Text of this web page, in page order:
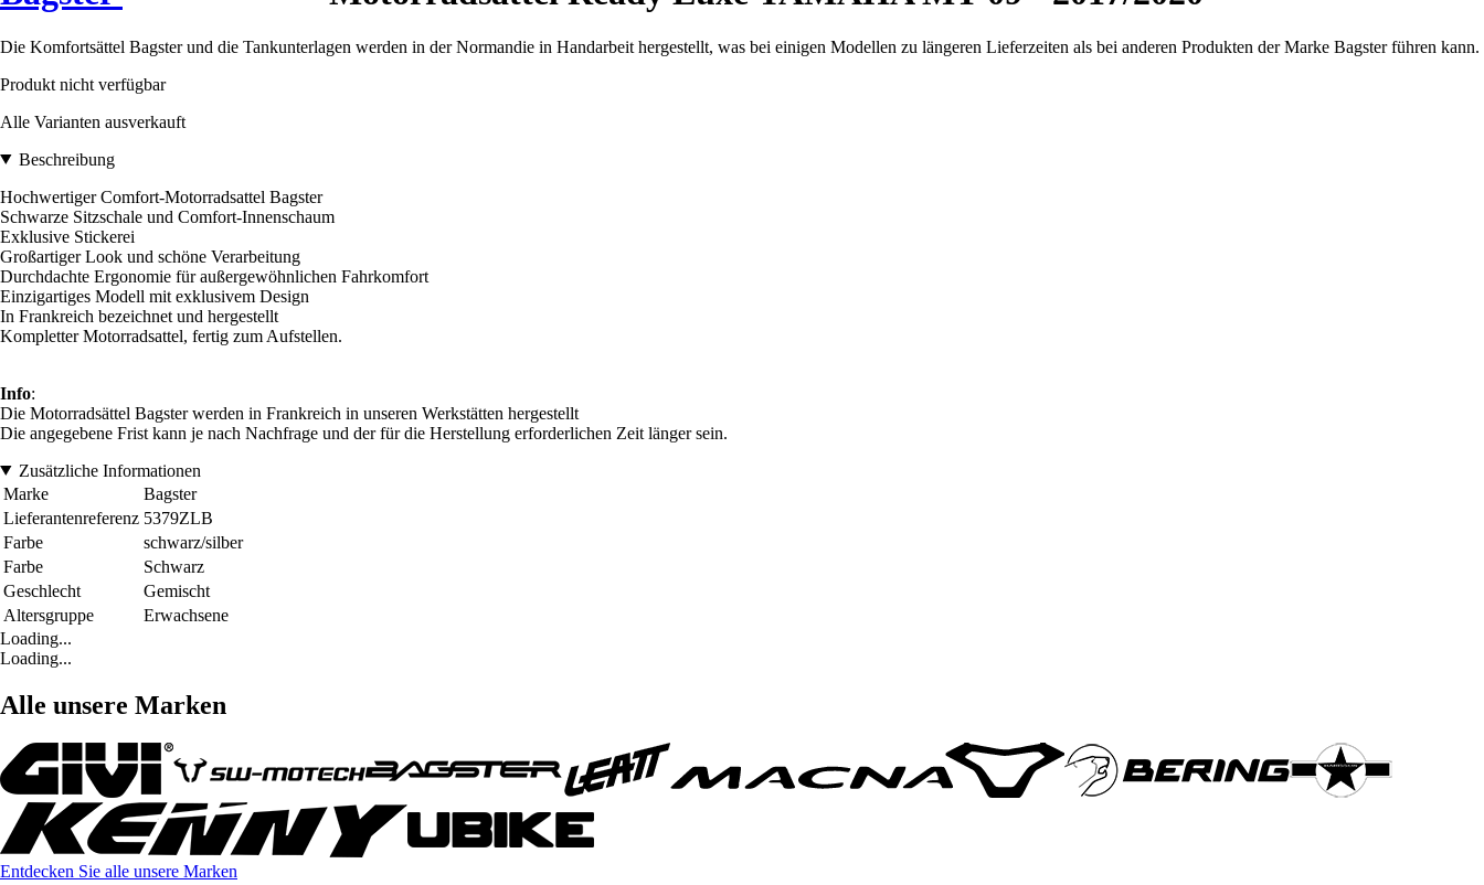
Die Komfortsättel Bagster und die Tankunterlagen werden in der Normandie in Handarbeit hergestellt, was bei einigen Modellen zu längeren Lieferzeiten als bei anderen Produkten der Marke Bagster führen kann.
Produkt nicht verfügbar
Alle Varianten ausverkauft
Beschreibung
Hochwertiger Comfort-Motorradsattel Bagster
Schwarze Sitzschale und Comfort-Innenschaum
Exklusive Stickerei
Großartiger Look und schöne Verarbeitung
Durchdachte Ergonomie für außergewöhnlichen Fahrkomfort
Einzigartiges Modell mit exklusivem Design
In Frankreich bezeichnet und hergestellt
Kompletter Motorradsattel, fertig zum Aufstellen.
Info:
Die Motorradsättel Bagster werden in Frankreich in unseren Werkstätten hergestellt
Die angegebene Frist kann je nach Nachfrage und der für die Herstellung erforderlichen Zeit länger sein.
Zusätzliche Informationen
Marke
Bagster
Lieferantenreferenz 5379ZLB
Farbe
schwarz/silber
Farbe
Schwarz
Geschlecht
Gemischt
Altersgruppe
Erwachsene
Loading...
Loading...
Alle unsere Marken
Entdecken Sie alle unsere Marken